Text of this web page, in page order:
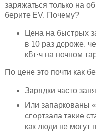
заряжаться только на
берите EV. Почему?
Цена на быстрых
в 10 раз дороже,
кВт·ч на ночном
По цене это почти как
Зарядки часто
Или запаркованы
спортзала такие
как люди не могут